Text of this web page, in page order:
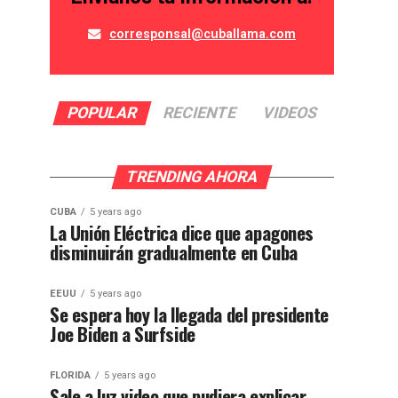
corresponsal@cuballama.com
POPULAR RECIENTE VIDEOS
TRENDING AHORA
CUBA 5 years ago
La Unión Eléctrica dice que apagones
disminuirán gradualmente en Cuba
EEUU 5 years ago
Se espera hoy la llegada del presidente
Joe Biden a Surfside
FLORIDA 5 years ago